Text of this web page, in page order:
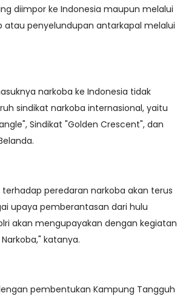
diimpor ke Indonesia maupun melalui
atau penyelundupan antarkapal melalui
narkoba ke Indonesia tidak
sindikat narkoba internasional, yaitu
Sindikat "Golden Crescent", dan
peredaran narkoba akan terus
upaya pemberantasan dari hulu
akan mengupayakan dengan kegiatan
katanya.
pembentukan Kampung Tangguh